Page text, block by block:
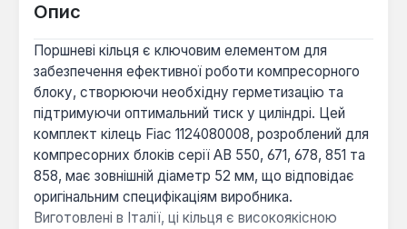
Опис
Поршневі кільця є ключовим елементом для
забезпечення ефективної роботи компресорного
блоку, створюючи необхідну герметизацію та
підтримуючи оптимальний тиск у циліндрі. Цей
комплект кілець Fiac 1124080008, розроблений для
компресорних блоків серії АВ 550, 671, 678, 851 та
858, має зовнішній діаметр 52 мм, що відповідає
оригінальним специфікаціям виробника.
Виготовлені в Італії, ці кільця є високоякісною